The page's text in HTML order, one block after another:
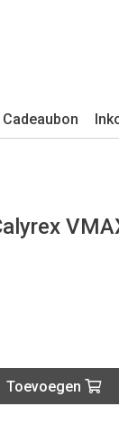
Cadeaubon
Toevoegen